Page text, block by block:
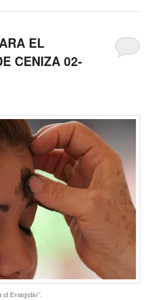
EL
CENIZA 02-
el Evangelio”.